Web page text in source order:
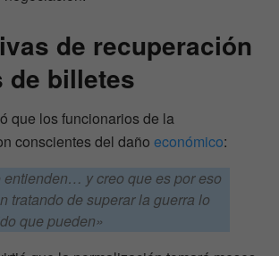
de recuperación
de billetes
que los funcionarios de la
conscientes del daño económico:
entienden… y creo que es por eso
tratando de superar la guerra lo
que pueden»